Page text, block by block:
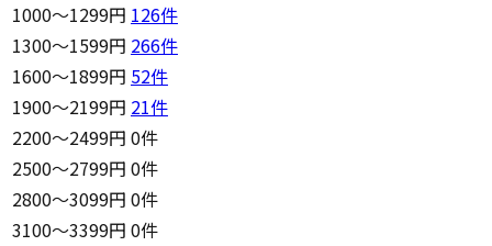
1000〜1299円 126件
1300〜1599円 266件
1600〜1899円 52件
1900〜2199円 21件
2200〜2499円 0件
2500〜2799円 0件
2800〜3099円 0件
3100〜3399円 0件